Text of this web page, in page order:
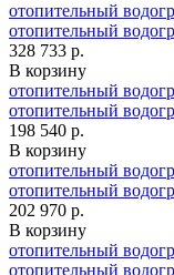
отопительный
отопительный
328 733 р.
В корзину
отопительный
отопительный
198 540 р.
В корзину
отопительный
отопительный
202 970 р.
В корзину
отопительный
отопительный